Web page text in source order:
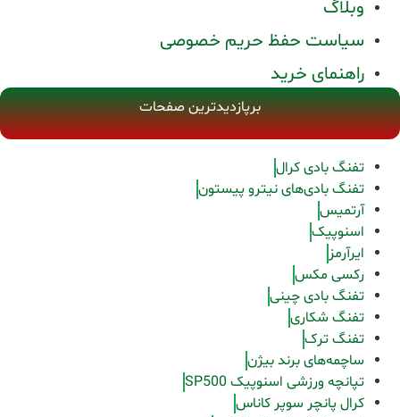
وبلاگ
سیاست حفظ حریم خصوصی
راهنمای خرید
برپازدیدترین صفحات
تفنگ بادی کرال
تفنگ بادی‌های نیترو پیستون
آرتمیس
اسنوپیک
ایرآرمز
رکسی مکس
تفنگ بادی چینی
تفنگ شکاری
تفنگ ترک
ساچمه‌های برند بیژن
تپانچه ورزشی اسنوپیک SP500
کرال پانچر سوپر کاناس